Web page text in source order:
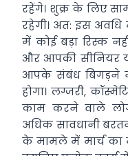
रहेंगे। शुक्र के लिए
रहेगी। अत: इस
में कोई बड़ा रिस्क
और आपकी सीनियर
आपके संबंध बिगड़ने
होगा। लग्जरी,
काम करने वाले
अधिक सावधानी
के मामले में मार्च का